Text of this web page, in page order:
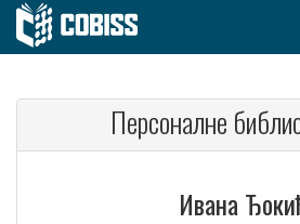
Персоналне
Ивана